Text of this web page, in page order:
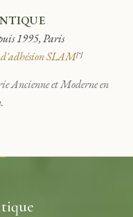
1995, Paris
d'adhésion SLAM[*]
Ancienne et Moderne en